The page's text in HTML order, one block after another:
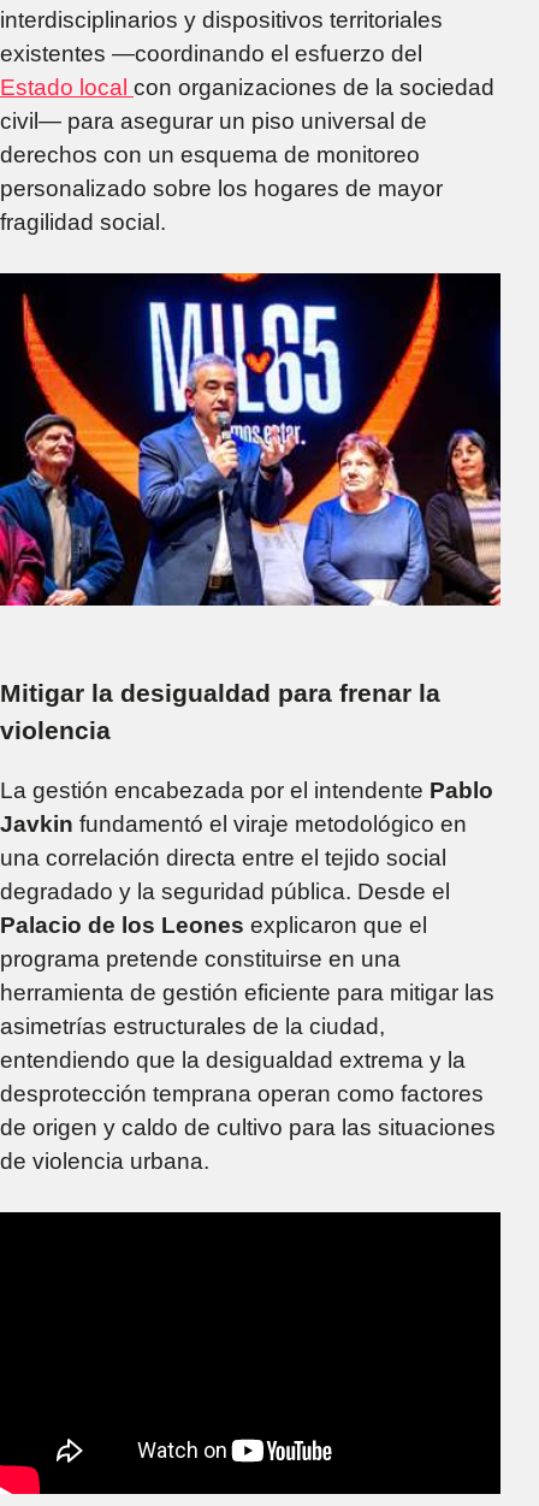
interdisciplinarios y dispositivos territoriales
existentes —coordinando el esfuerzo del
Estado local con organizaciones de la sociedad
civil— para asegurar un piso universal de
derechos con un esquema de monitoreo
personalizado sobre los hogares de mayor
fragilidad social.
Mitigar la desigualdad para frenar la
violencia
La gestión encabezada por el intendente Pablo
Javkin fundamentó el viraje metodológico en
una correlación directa entre el tejido social
degradado y la seguridad pública. Desde el
Palacio de los Leones explicaron que el
programa pretende constituirse en una
herramienta de gestión eficiente para mitigar las
asimetrías estructurales de la ciudad,
entendiendo que la desigualdad extrema y la
desprotección temprana operan como factores
de origen y caldo de cultivo para las situaciones
de violencia urbana.